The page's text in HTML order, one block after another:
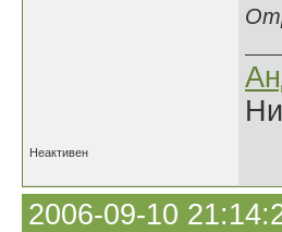
Неактивен
2006-09-10